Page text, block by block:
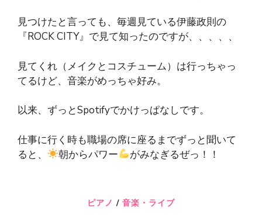
見つけたと言っても、毎週見ている伊藤政則の
『ROCK CITY』で見て知ったのですが、、、、、
見てくれ（メイクとコスチューム）は行っちゃっ
てるけど、音楽がめっちゃ好み。
以来、ずっとSpotifyでかけっぱなしです。
仕事に行く時も職場の席に座るまでずっと聞いて
ると、
朝からパワー がみなぎるぜっ！！
ピアノ / 音楽・ライブ